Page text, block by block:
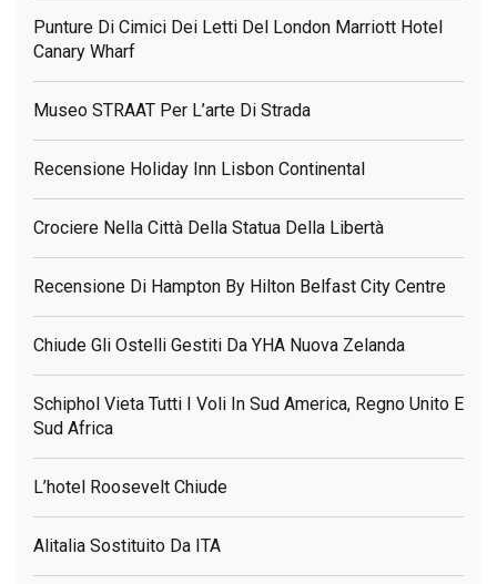
Punture Di Cimici Dei Letti Del London Marriott Hotel
Canary Wharf
Museo STRAAT Per L’arte Di Strada
Recensione Holiday Inn Lisbon Continental
Crociere Nella Città Della Statua Della Libertà
Recensione Di Hampton By Hilton Belfast City Centre
Chiude Gli Ostelli Gestiti Da YHA Nuova Zelanda
Schiphol Vieta Tutti I Voli In Sud America, Regno Unito E
Sud Africa
L’hotel Roosevelt Chiude
Alitalia Sostituito Da ITA